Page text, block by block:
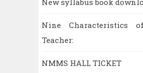
Nine Characteristics
Teacher:
NMMS HALL TICKET